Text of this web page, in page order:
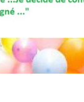
DU
2018
POUR
LES
PERSONNES